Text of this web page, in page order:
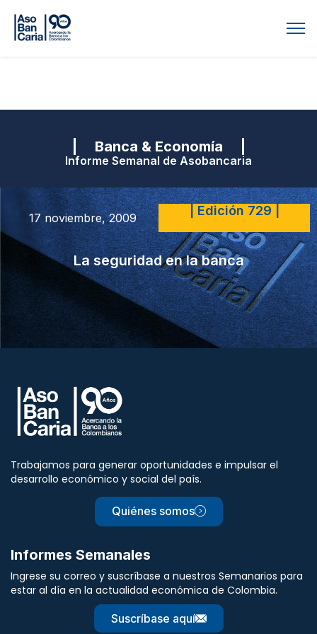
| Banca & Economía |
Informe Semanal de Asobancaria
17 noviembre, 2009 | Edición 729 |
La seguridad en la banca
Trabajamos para generar oportunidades e impulsar el
desarrollo económico y social del país.
Quiénes somos
Informes Semanales
Ingrese su correo y suscríbase a nuestros Semanarios para
estar al día en la actualidad económica de Colombia.
Suscríbase aquí